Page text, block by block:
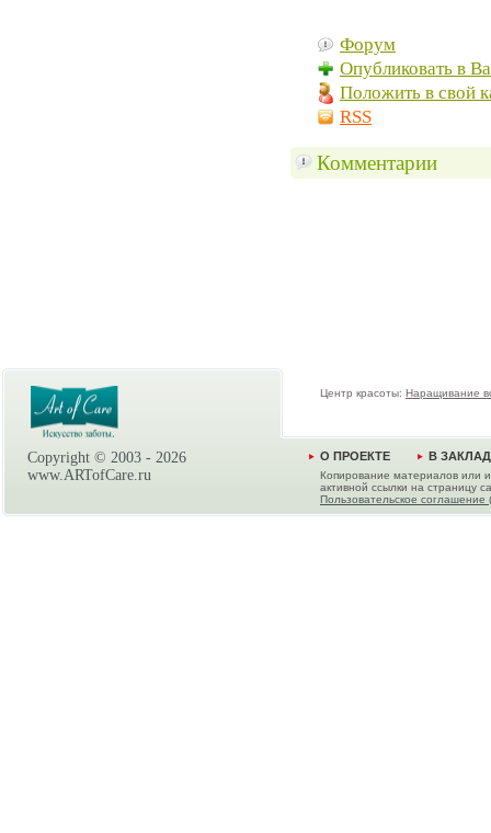
Форум
Опубликовать в
Положить в свой
RSS
Комментарии
Copyright © 2003 - 2026
www.ARTofCare.ru
Центр красоты: Наращивание
О ПРОЕКТЕ В
Копирование материалов или
активной ссылки на страницу
Пользовательское